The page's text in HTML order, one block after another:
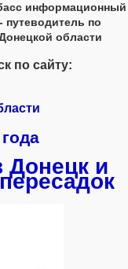
информационный
- путеводитель по
области
по сайту:
Донецк и